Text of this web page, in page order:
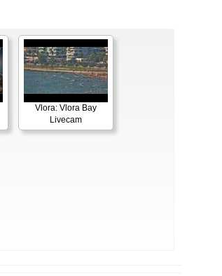
Vlora: Vlora Bay
Livecam